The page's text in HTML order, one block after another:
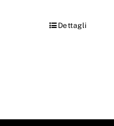
Dettagli